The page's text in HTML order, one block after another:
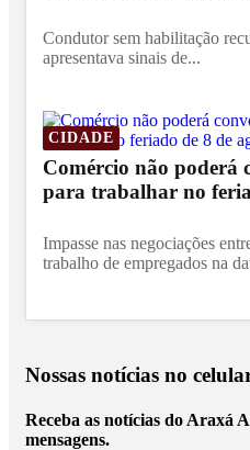
Condutor sem habilitação
apresentava sinais de...
CIDADE
Comércio não poderá
para trabalhar no
Impasse nas negociações
trabalho de empregados na
Nossas notícias no
Receba as notícias do Araxá
mensagens.